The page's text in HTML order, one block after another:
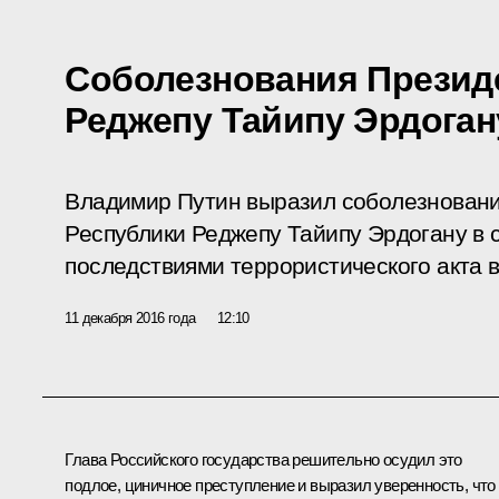
Соболезнования
Реджепу Тайипу
Владимир Путин выразил
Республики Реджепу Тайипу Эрдогану в
последствиями террористического акта
11 декабря 2016 года 12:10
Глава Российского государства решительно осудил это
подлое, циничное преступление и выразил уверенность, что